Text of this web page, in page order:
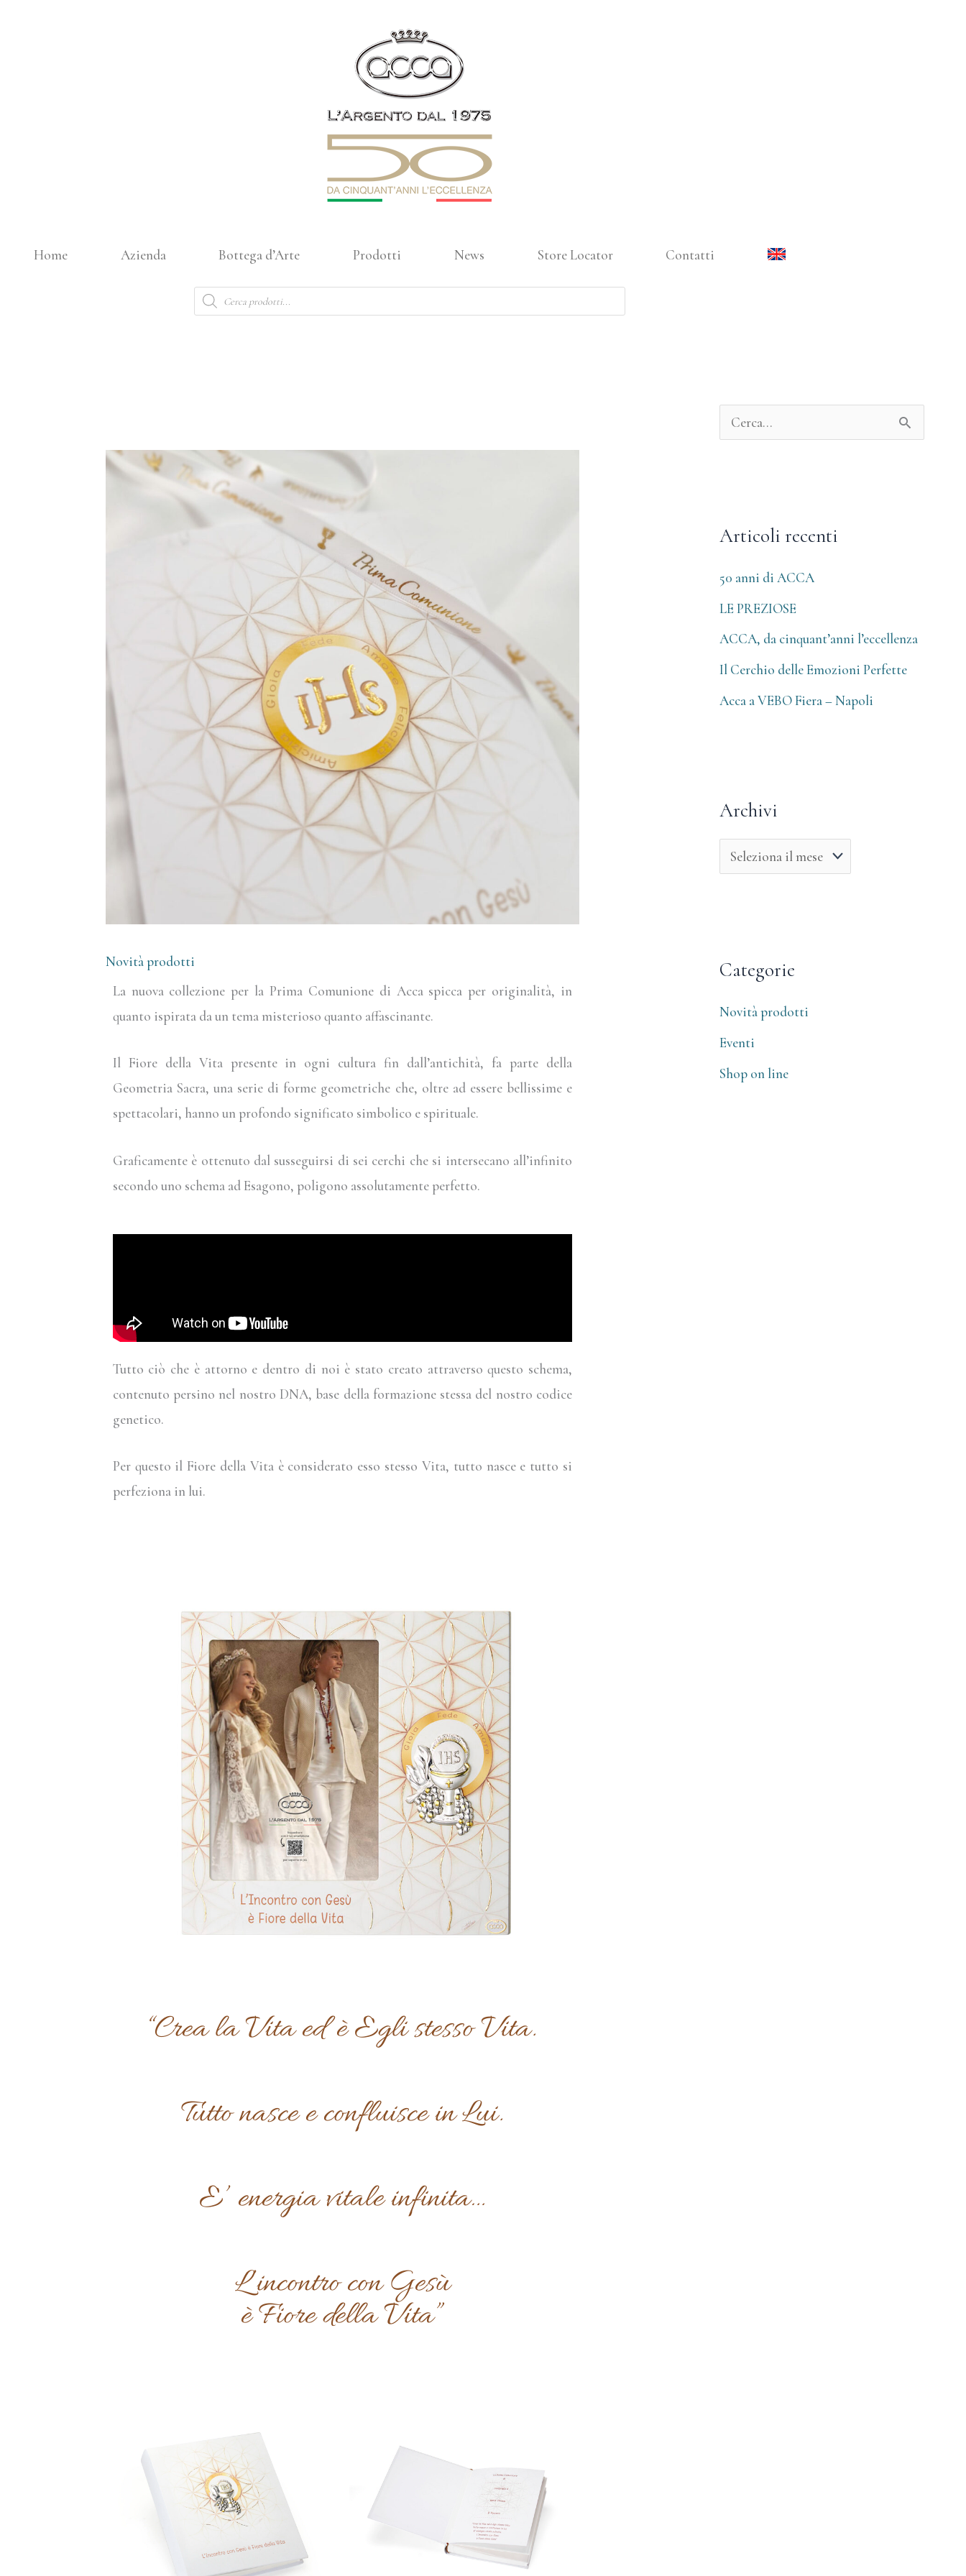
Home Azienda Bottega d’Arte Prodotti News Store Locator Contatti
Products
search
Novità prodotti
La nuova collezione per la Prima Comunione di Acca spicca per originalità, in
quanto ispirata da un tema misterioso quanto affascinante.
Il Fiore della Vita presente in ogni cultura fin dall’antichità, fa parte della
Geometria Sacra, una serie di forme geometriche che, oltre ad essere bellissime e
spettacolari, hanno un profondo significato simbolico e spirituale.
Graficamente è ottenuto dal susseguirsi di sei cerchi che si intersecano all’infinito
secondo uno schema ad Esagono, poligono assolutamente perfetto.
Tutto ciò che è attorno e dentro di noi è stato creato attraverso questo schema,
contenuto persino nel nostro DNA, base della formazione stessa del nostro codice
genetico.
Per questo il Fiore della Vita è considerato esso stesso Vita, tutto nasce e tutto si
perfeziona in lui.
“Crea la Vita ed è Egli stesso Vita.
Tutto nasce e confluisce in Lui.
E’ energia vitale infinita…
L’incontro con Gesù
è Fiore della Vita”
a
Articoli recenti
50 anni di ACCA
LE PREZIOSE
ACCA, da cinquant’anni l’eccellenza
Il Cerchio delle Emozioni Perfette
Acca a VEBO Fiera – Napoli
Archivi
c
Categorie
Novità prodotti
Eventi
Shop on line